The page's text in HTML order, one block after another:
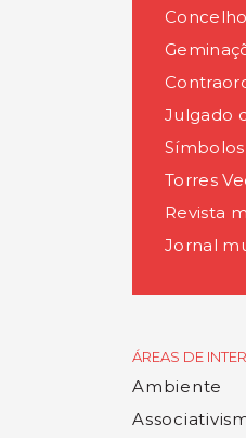
Concelho
Julgado
Torres
Revista
Jornal
ÁREAS DE
Ambiente